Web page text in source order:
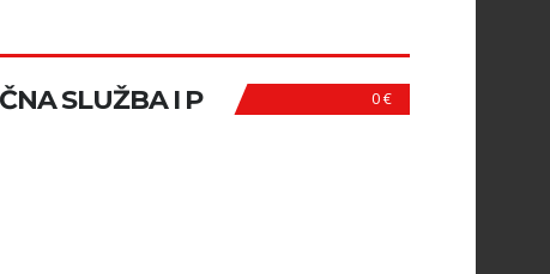
0 €
SLUŽBA I P